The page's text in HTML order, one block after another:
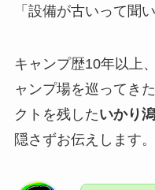
「設備が古いって聞
キャンプ歴10年以上
ャンプ場を巡ってき
クトを残したいかり
隠さずお伝えします。